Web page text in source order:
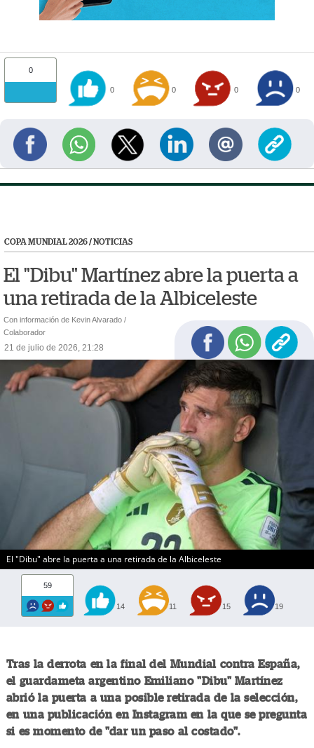
0
0 0 0 0
COPA MUNDIAL 2026/NOTICIAS
El "Dibu" Martínez abre la puerta a
una retirada de la Albiceleste
Con información de Kevin Alvarado /
Colaborador
21 de julio de 2026, 21:28
El "Dibu" abre la puerta a una retirada de la Albiceleste
59
14 11 15 19
Tras la derrota en la final del Mundial contra España,
el guardameta argentino Emiliano "Dibu" Martínez
abrió la puerta a una posible retirada de la selección,
en una publicación en Instagram en la que se pregunta
si es momento de "dar un paso al costado".